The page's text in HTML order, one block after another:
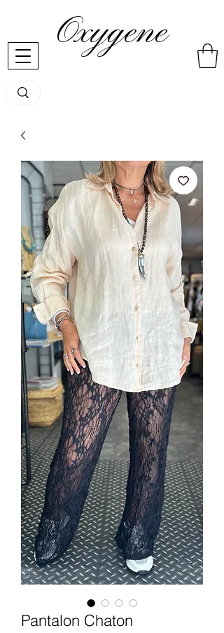
Oxygene
Pantalon Chaton